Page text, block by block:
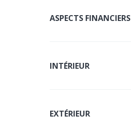
ASPECTS FINANCIERS
INTÉRIEUR
EXTÉRIEUR